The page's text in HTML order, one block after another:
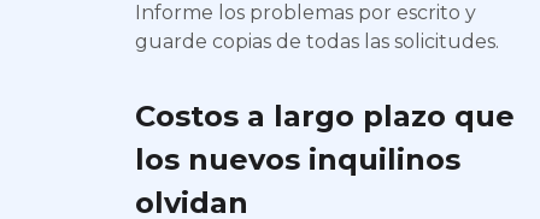
Informe los problemas por escrito y
guarde copias de todas las solicitudes.
Costos a largo plazo que
los nuevos inquilinos
olvidan